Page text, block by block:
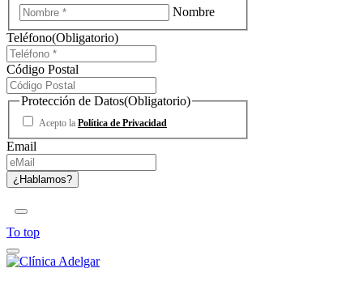
Nombre
Teléfono(Obligatorio)
Código Postal
Protección de Datos(Obligatorio)
Acepto la Política de Privacidad
Email
To top